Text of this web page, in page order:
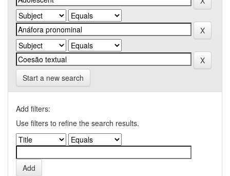
Start a new search
Add filters:
Use filters to refine the search results.